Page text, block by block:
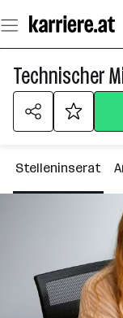
Seiteninhalt
springen
Stelleninserat